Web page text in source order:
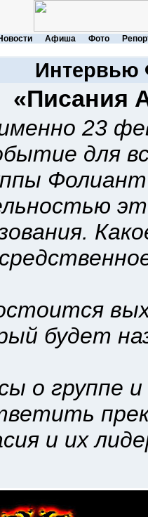
Афиша Фото
Интервью
«Писания
23
для
будет
группе и
и их